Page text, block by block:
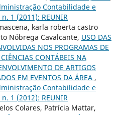
Contabilidade e
1 (2011): REUNIR
karla roberta castro
Nóbrega Cavalcante, USO DAS
NOS PROGRAMAS DE
CONTÁBEIS NA
DE ARTIGOS
EM EVENTOS DA ÁREA ,
Contabilidade e
1 (2012): REUNIR
Colares, Patrícia Mattar,